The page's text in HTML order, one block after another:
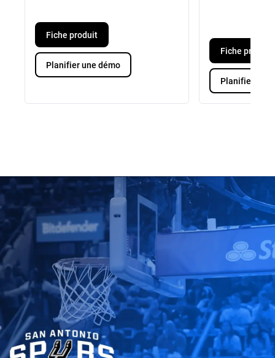
Fiche produit
Planifier une démo
Fiche produit
Planifier une